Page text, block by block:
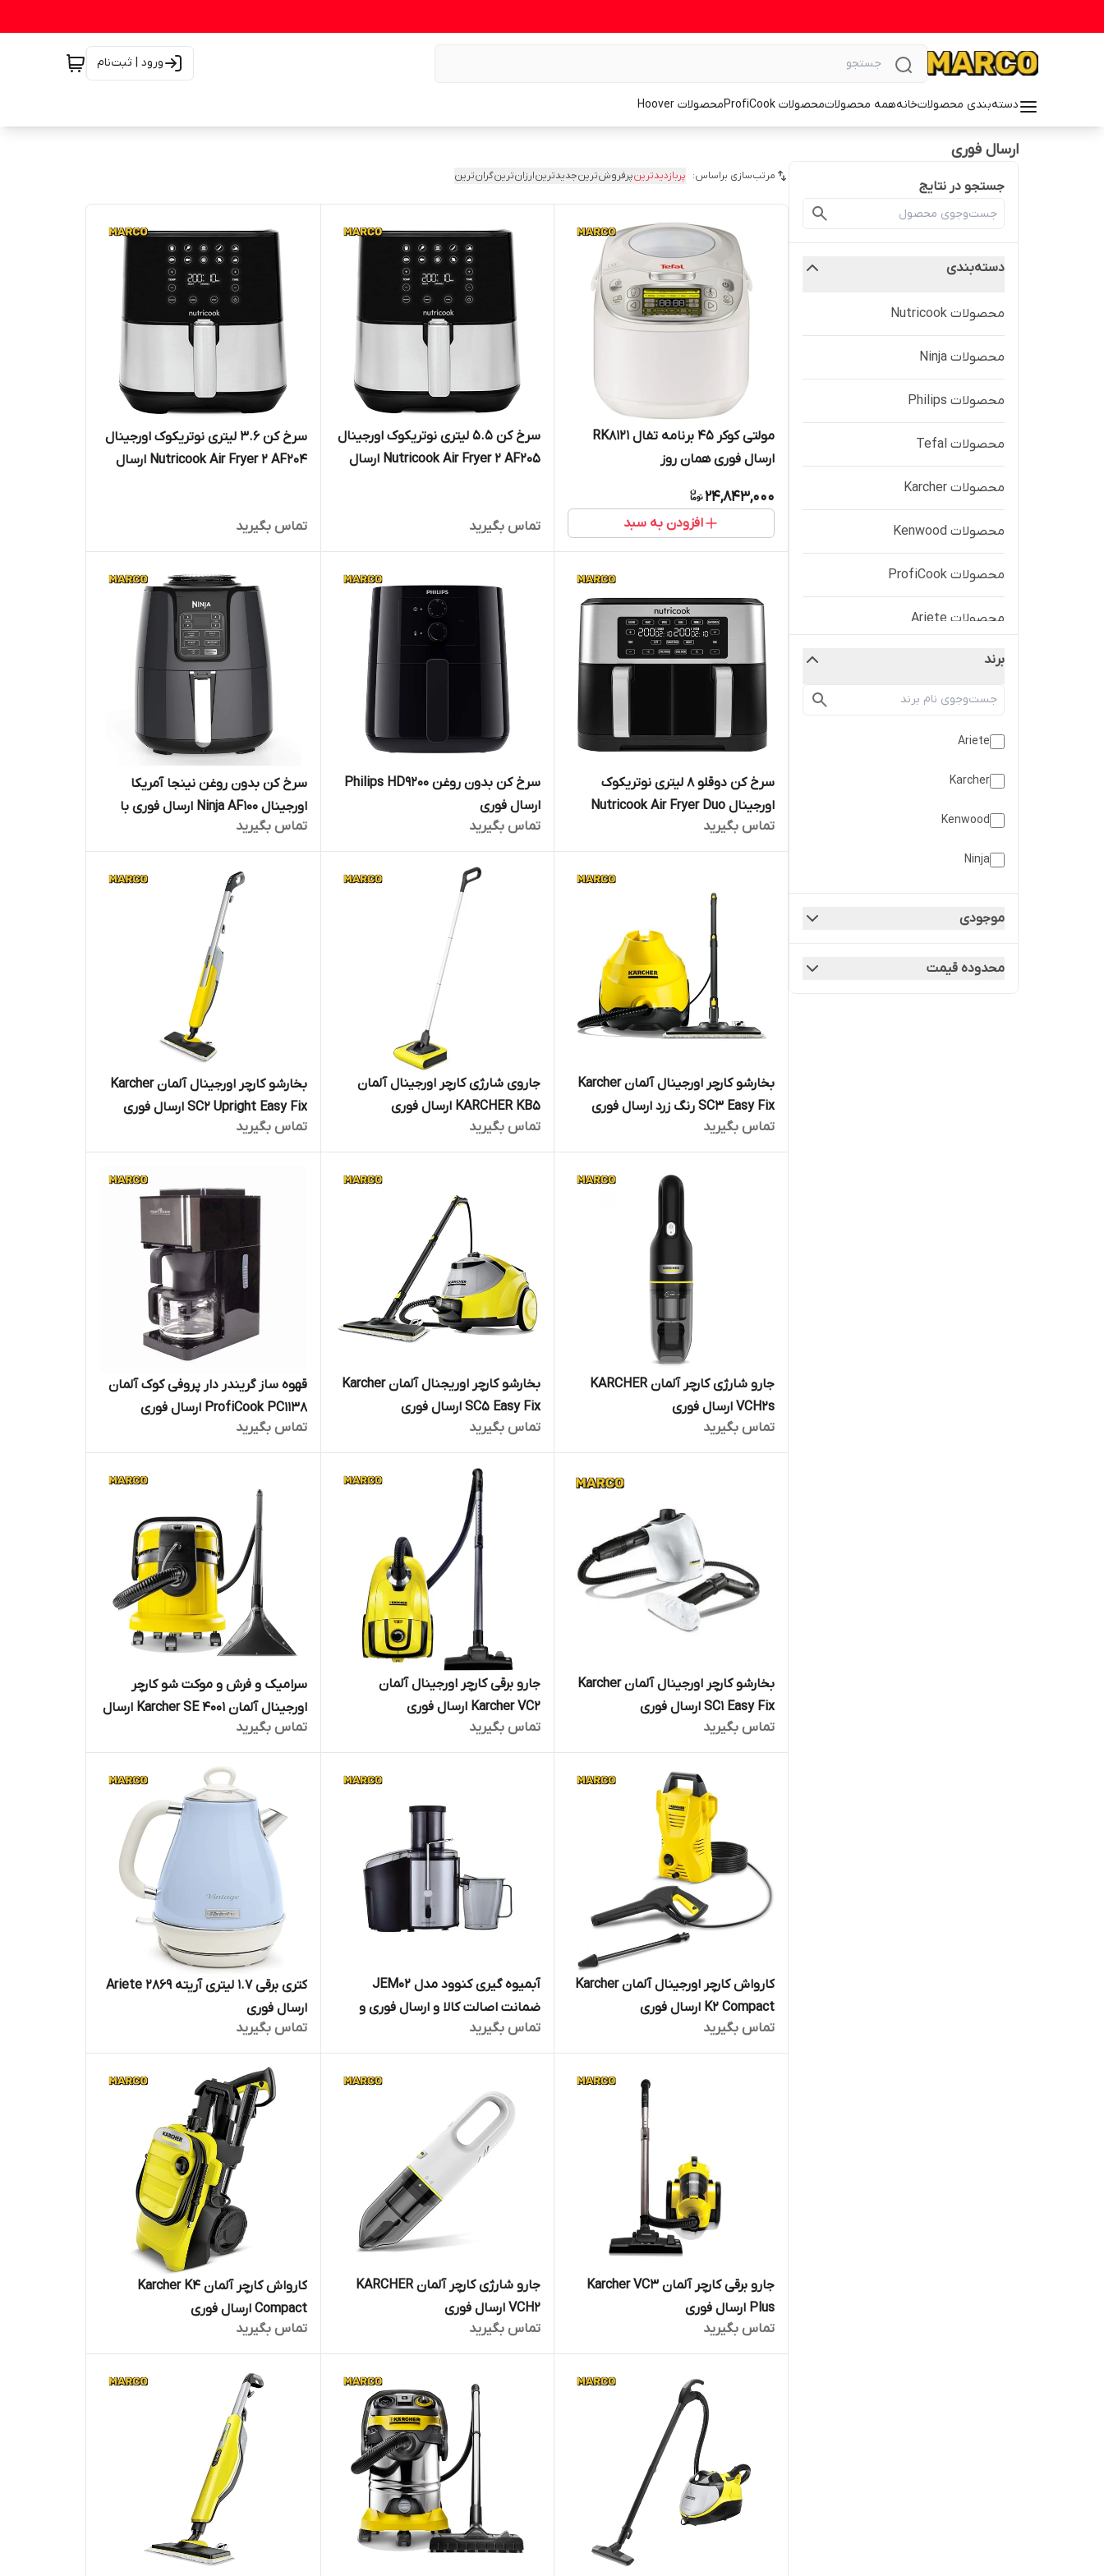
ورود | ثبت‌نام
دسته‌بندی محصولاتخانههمه محصولاتمحصولات ProfiCook محصولات Hoover
ارسال فوری
جستجو در نتایج
دسته‌بندی
محصولات Nutricook
محصولات Ninja
محصولات Philips
محصولات Tefal
محصولات Karcher
محصولات Kenwood
محصولات ProfiCook
محصولات Ariete
سرخ کن های بدون روغن
برند
Ariete
Karcher
Kenwood
Ninja
Profi Cook
موجودی
محدوده قیمت
مرتب‌سازی براساس: پربازدیدترینپرفروش‌ترینجدیدترینارزان‌ترینگران‌ترین
مولتی کوکر 45 برنامه تفال RK8121
ارسال فوری همان روز
24,843,000
افزودن به سبد
سرخ کن 5.5 لیتری نوتریکوک اورجینال
Nutricook Air Fryer 2 AF205 ارسال
تماس بگیرید
سرخ کن 3.6 لیتری نوتریکوک اورجینال
Nutricook Air Fryer 2 AF204 ارسال
تماس بگیرید
سرخ کن دوقلو 8 لیتری نوتریکوک
اورجینال Nutricook Air Fryer Duo
AF800 ارسال فوری
تماس بگیرید
سرخ کن بدون روغن Philips HD9200
ارسال فوری
تماس بگیرید
سرخ کن بدون روغن نینجا آمریکا
اورجینال Ninja AF100 ارسال فوری با
ضمانت اصالت کالا
تماس بگیرید
بخارشو کارچر اورجینال آلمان Karcher
SC3 Easy Fix رنگ زرد ارسال فوری
تماس بگیرید
جاروی شارژی کارچر اورجینال آلمان
KARCHER KB5 ارسال فوری
تماس بگیرید
بخارشو کارچر اورجینال آلمان Karcher
SC2 Upright Easy Fix ارسال فوری
تماس بگیرید
جارو شارژی کارچر آلمان KARCHER
VCH2s ارسال فوری
تماس بگیرید
بخارشو کارچر اوریجنال آلمان Karcher
SC5 Easy Fix ارسال فوری
تماس بگیرید
قهوه ساز گریندر دار پروفی کوک آلمان
ProfiCook PC1138 ارسال فوری
تماس بگیرید
بخارشو کارچر اورجینال آلمان Karcher
SC1 Easy Fix ارسال فوری
تماس بگیرید
جارو برقی کارچر اورجینال آلمان
Karcher VC2 ارسال فوری
تماس بگیرید
سرامیک و فرش و موکت شو کارچر
اورجینال آلمان Karcher SE 4001 ارسال
فوری
تماس بگیرید
کارواش کارچر اورجینال آلمان Karcher
K2 Compact ارسال فوری
تماس بگیرید
آبمیوه گیری کنوود مدل JEM02
ضمانت اصالت کالا و ارسال فوری و
رایگان /گارانتی 18 ماهه مارکو تجارت
تماس بگیرید
کتری برقی 1.7 لیتری آریته Ariete 2869
ارسال فوری
تماس بگیرید
جارو برقی کارچر آلمان Karcher VC3
Plus ارسال فوری
تماس بگیرید
جارو شارژی کارچر آلمان KARCHER
VCH2 ارسال فوری
تماس بگیرید
کارواش کارچر آلمان Karcher K4
Compact ارسال فوری
تماس بگیرید